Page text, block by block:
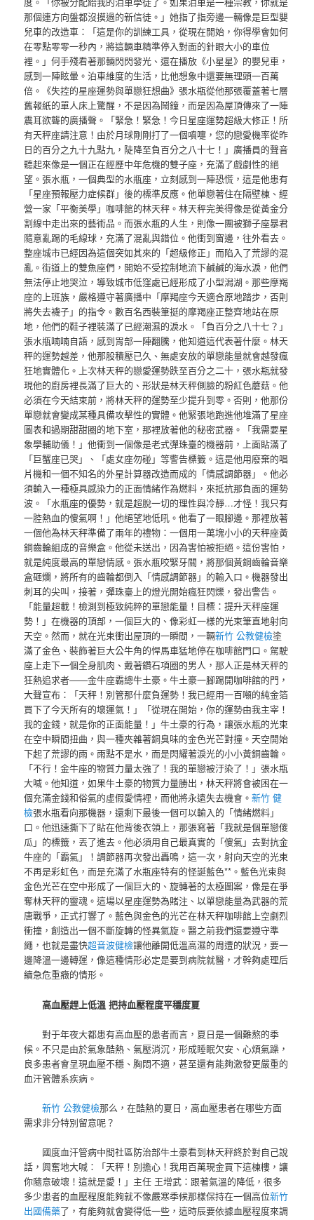
那個連方向盤都沒摸過的新信徒。」她指了指旁邊一輛像是巨型嬰
兒車的改造車：「這是你的訓練工具，從現在開始，你得學會如何
在零點零零一秒內，將這輛車精準停入對面的針眼大小的車位
裡。」何手殘看著那輛閃閃發光、還在播放《小星星》的嬰兒車，
感到一陣眩暈。泊車維度的生活，比他想象中還要無理頭一百萬
倍。《失控的星座運勢與單戀狂想曲》張水瓶從他那張覆蓋著七層
舊報紙的單人床上驚醒，不是因為鬧鐘，而是因為屋頂傳來了一陣
震耳欲聾的廣播聲。「緊急！緊急！今日星座運勢超級大修正！所
有天秤座請注意！由於月球剛剛打了一個噴嚏，您的戀愛機率從昨
日的百分之九十九點九，陡降至負百分之八十七！」廣播員的聲音
聽起來像是一個正在經歷中年危機的雙子座，充滿了戲劇性的絕
望。張水瓶，一個典型的水瓶座，立刻感到一陣恐慌，這是他患有
「星座預報壓力症候群」後的標準反應。他單戀著住在隔壁棟、經
營一家「平衡美學」咖啡館的林天秤。林天秤完美得像是從黃金分
割線中走出來的藝術品。而張水瓶的人生，則像一團被獅子座暴君
隨意亂踢的毛線球，充滿了混亂與錯位。他衝到窗邊，往外看去。
整座城市已經因為這個突如其來的「超級修正」而陷入了荒謬的混
亂。街道上的雙魚座們，開始不受控制地流下鹹鹹的海水淚，他們
無法停止地哭泣，導致城市低窪處已經形成了小型潟湖。那些摩羯
座的上班族，嚴格遵守著廣播中「摩羯座今天適合原地踏步，否則
將失去襪子」的指令。數百名西裝筆挺的摩羯座正整齊地站在原
地，他們的鞋子裡裝滿了已經潮濕的淚水。「負百分之八十七？」
張水瓶喃喃自語，感到胃部一陣翻騰，他知道這代表著什麼。林天
秤的運勢越差，他那股積壓已久、無處安放的單戀能量就會越發瘋
狂地實體化。上次林天秤的戀愛運勢跌至百分之二十，張水瓶就發
現他的廚房裡長滿了巨大的、形狀是林天秤側臉的粉紅色蘑菇。他
必須在今天結束前，將林天秤的運勢至少提升到零。否則，他那份
單戀就會變成某種具備攻擊性的實體。他緊張地跑進他堆滿了星座
圖表和過期甜甜圈的地下室，那裡放著他的秘密武器。「我需要星
象學輔助儀！」他衝到一個像是老式彈珠臺的機器前，上面貼滿了
「巨蟹座已哭」、「處女座勿碰」等警告標籤。這是他用廢棄的唱
片機和一個不知名的外星計算器改造而成的「情感調節器」。他必
須輸入一種極具感染力的正面情緒作為燃料，來抵抗那負面的運勢
波。「水瓶座的優勢，就是超脫一切的理性與冷靜…才怪！我只有
一腔熱血的傻氣啊！」他絕望地低吼。他看了一眼腳邊。那裡放著
一個他為林天秤準備了兩年的禮物：一個用一萬塊小小的天秤座黃
銅齒輪組成的音樂盒。他從未送出，因為害怕被拒絕。這份害怕，
就是純度最高的單戀情感。張水瓶咬緊牙關，將那個黃銅齒輪音樂
盒砸爛，將所有的齒輪都倒入「情感調節器」的輸入口。機器發出
刺耳的尖叫，接著，彈珠臺上的燈光開始瘋狂閃爍，發出警告。
「能量超載！檢測到極致純粹的單戀能量！目標：提升天秤座運
勢！」在機器的頂部，一個巨大的、像彩虹一樣的光束筆直地射向
天空。然而，就在光束衝出屋頂的一瞬間，一輛新竹 公教健檢塗
滿了金色、裝飾著巨大公牛角的悍馬車猛地停在咖啡館門口。駕駛
座上走下一個全身肌肉、戴著鑽石項圈的男人，那人正是林天秤的
狂熱追求者——金牛座霸總牛土豪。牛土豪一腳踢開咖啡館的門，
大聲宣布：「天秤！別管那什麼負運勢！我已經用一百噸的純金箔
買下了今天所有的壞運氣！」「從現在開始，你的運勢由我主宰！
我的金錢，就是你的正面能量！」牛土豪的行為，讓張水瓶的光束
在空中瞬間扭曲，與一種夾雜著銅臭味的金色光芒對撞。天空開始
下起了荒謬的雨。雨點不是水，而是閃耀著淚光的小小黃銅齒輪。
「不行！金牛座的物質力量太強了！我的單戀被汙染了！」張水瓶
大喊。他知道，如果牛土豪的物質力量勝出，林天秤將會被困在一
個充滿金錢和俗氣的虛假愛情裡，而他將永遠失去機會。新竹 健
檢張水瓶看向那機器，還剩下最後一個可以輸入的「情緒燃料」
口。他迅速撕下了貼在他背後衣領上，那張寫著「我就是個單戀傻
瓜」的標籤，丟了進去。他必須用自己最真實的「傻氣」去對抗金
牛座的「霸氣」！調節器再次發出轟鳴，這一次，射向天空的光束
不再是彩虹色，而是充滿了水瓶座特有的怪誕藍色**。藍色光束與
金色光芒在空中形成了一個巨大的、旋轉著的太極圖案，像是在爭
奪林天秤的靈魂。這場以星座運勢為賭注、以單戀能量為武器的荒
唐戰爭，正式打響了。藍色與金色的光芒在林天秤咖啡館上空劇烈
衝撞，創造出一個不斷旋轉的怪異氣旋。醫之前我們還要遵守準
繩，也就是盡快超音波健檢讓他離開低溫高濕的周遭的狀況，要一
邊降溫一邊轉運，像這種情形必定是要到病院就醫，才幹夠處理后
續急危重癥的情形。
高血壓趕上低溫 把持血壓程度平穩度夏
對于年夜大都患有高血壓的患者而言，夏日是一個難熬的季
候。不只是由於氣象酷熱、氣壓消沉，形成睡眠欠安、心煩氣躁，
良多患者會呈現血壓不穩、胸悶不適，甚至還有能夠激發更嚴重的
血汗管體系疾病。
新竹 公教健檢那么，在酷熱的夏日，高血壓患者在哪些方面
需求非分特別留意呢？
國度血汗管病中間社區防治部牛土豪看到林天秤終於對自己說
話，興奮地大喊：「天秤！別擔心！我用百萬現金買下這棟樓，讓
你隨意破壞！這就是愛！」主任 王增武：跟著氣溫的降低，很多
多少患者的血壓程度能夠就不像嚴寒季候那樣保持在一個高位新竹
出國備藥了，有能夠就會變得低一些，這時辰要依據血壓程度來調